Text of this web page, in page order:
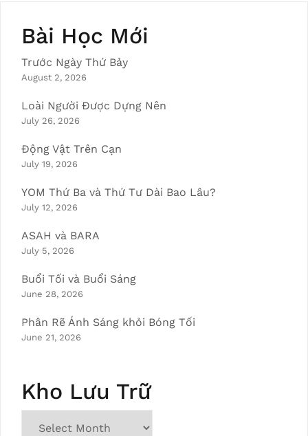
Bài Học Mới
Trước Ngày Thứ Bảy
August 2, 2026
Loài Người Được Dựng Nên
July 26, 2026
Động Vật Trên Cạn
July 19, 2026
YOM Thứ Ba và Thứ Tư Dài Bao Lâu?
July 12, 2026
ASAH và BARA
July 5, 2026
Buổi Tối và Buổi Sáng
June 28, 2026
Phân Rẽ Ánh Sáng khỏi Bóng Tối
June 21, 2026
Kho Lưu Trữ